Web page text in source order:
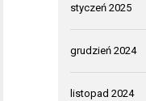
styczeń 2025
grudzień 2024
listopad 2024